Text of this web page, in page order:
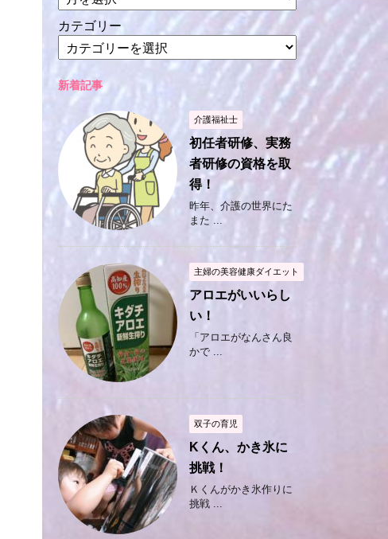
カテゴリー
新着記事
介護福祉士
初任者研修、実務
者研修の資格を取
得！
昨年、介護の世界にた
また ...
主婦の美容健康ダイエット
アロエがいいらし
い！
「アロエがなんさん良
かで ...
双子の育児
Kくん、かき氷に
挑戦！
Ｋくんがかき氷作りに
挑戦 ...